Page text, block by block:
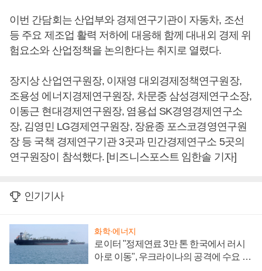
이번 간담회는 산업부와 경제연구기관이 자동차, 조선
등 주요 제조업 활력 저하에 대응해 함께 대내외 경제 위
험요소와 산업정책을 논의한다는 취지로 열렸다.
장지상 산업연구원장, 이재영 대외경제정책연구원장,
조용성 에너지경제연구원장, 차문중 삼성경제연구소장,
이동근 현대경제연구원장, 염용섭 SK경영경제연구소
장, 김영민 LG경제연구원장, 장윤종 포스코경영연구원
장 등 국책 경제연구기관 3곳과 민간경제연구소 5곳의
연구원장이 참석했다. [비즈니스포스트 임한솔 기자]
인기기사
화학·에너지
로이터 "정제연료 3만 톤 한국에서 러시
아로 이동", 우크라이나의 공격에 수요 늘